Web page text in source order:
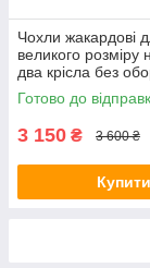
Чохли жакардові
великого розміру
два крісла без
натяжні Venera
Готово до
3 150 ₴ 3 600 ₴
Купити